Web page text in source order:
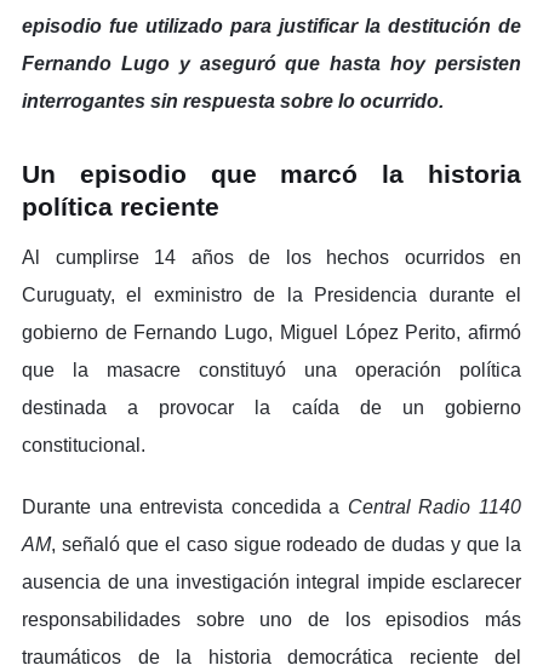
episodio fue utilizado para justificar la destitución de
Fernando Lugo y aseguró que hasta hoy persisten
interrogantes sin respuesta sobre lo ocurrido.
Un episodio que marcó la historia
política reciente
Al cumplirse 14 años de los hechos ocurridos en
Curuguaty, el exministro de la Presidencia durante el
gobierno de Fernando Lugo, Miguel López Perito, afirmó
que la masacre constituyó una operación política
destinada a provocar la caída de un gobierno
constitucional.
Durante una entrevista concedida a Central Radio 1140
AM, señaló que el caso sigue rodeado de dudas y que la
ausencia de una investigación integral impide esclarecer
responsabilidades sobre uno de los episodios más
traumáticos de la historia democrática reciente del